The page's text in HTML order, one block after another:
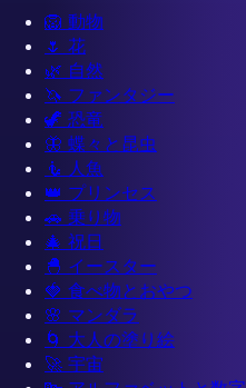
🦁 動物
🌷 花
🌿 自然
🦄 ファンタジー
🦖 恐竜
🦋 蝶々と昆虫
🧜 人魚
👑 プリンセス
🚗 乗り物
🎄 祝日
🐣 イースター
🍓 食べ物とおやつ
🌸 マンダラ
🌀 大人の塗り絵
🚀 宇宙